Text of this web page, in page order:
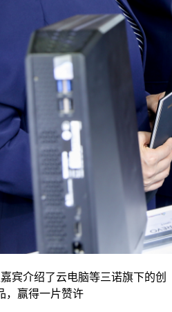
宾介绍了云电脑等三诺旗下的创
，赢得一片赞许